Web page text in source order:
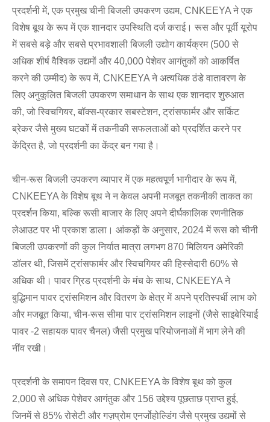
प्रदर्शनी में, एक प्रमुख चीनी बिजली उपकरण उद्यम, CNKEEYA ने एक
विशेष बूथ के रूप में एक शानदार उपस्थिति दर्ज कराई। रूस और पूर्वी यूरोप
में सबसे बड़े और सबसे प्रभावशाली बिजली उद्योग कार्यक्रम (500 से
अधिक शीर्ष वैश्विक उद्यमों और 40,000 पेशेवर आगंतुकों को आकर्षित
करने की उम्मीद) के रूप में, CNKEEYA ने अत्यधिक ठंडे वातावरण के
लिए अनुकूलित बिजली उपकरण समाधान के साथ एक शानदार शुरुआत
की, जो स्विचगियर, बॉक्स-प्रकार सबस्टेशन, ट्रांसफार्मर और सर्किट
ब्रेकर जैसे मुख्य घटकों में तकनीकी सफलताओं को प्रदर्शित करने पर
केंद्रित है, जो प्रदर्शनी का केंद्र बन गया है।
चीन-रूस बिजली उपकरण व्यापार में एक महत्वपूर्ण भागीदार के रूप में,
CNKEEYA के विशेष बूथ ने न केवल अपनी मजबूत तकनीकी ताकत का
प्रदर्शन किया, बल्कि रूसी बाजार के लिए अपने दीर्घकालिक रणनीतिक
लेआउट पर भी प्रकाश डाला। आंकड़ों के अनुसार, 2024 में रूस को चीनी
बिजली उपकरणों की कुल निर्यात मात्रा लगभग 870 मिलियन अमेरिकी
डॉलर थी, जिसमें ट्रांसफार्मर और स्विचगियर की हिस्सेदारी 60% से
अधिक थी। पावर ग्रिड प्रदर्शनी के मंच के साथ, CNKEEYA ने
बुद्धिमान पावर ट्रांसमिशन और वितरण के क्षेत्र में अपने प्रतिस्पर्धी लाभ को
और मजबूत किया, चीन-रूस सीमा पार ट्रांसमिशन लाइनों (जैसे साइबेरियाई
पावर -2 सहायक पावर चैनल) जैसी प्रमुख परियोजनाओं में भाग लेने की
नींव रखी।
प्रदर्शनी के समापन दिवस पर, CNKEEYA के विशेष बूथ को कुल
2,000 से अधिक पेशेवर आगंतुक और 156 उद्देश्य पूछताछ प्राप्त हुई,
जिनमें से 85% रोसेटी और गज़प्रोम एनर्जोहोल्डिंग जैसे प्रमुख उद्यमों से